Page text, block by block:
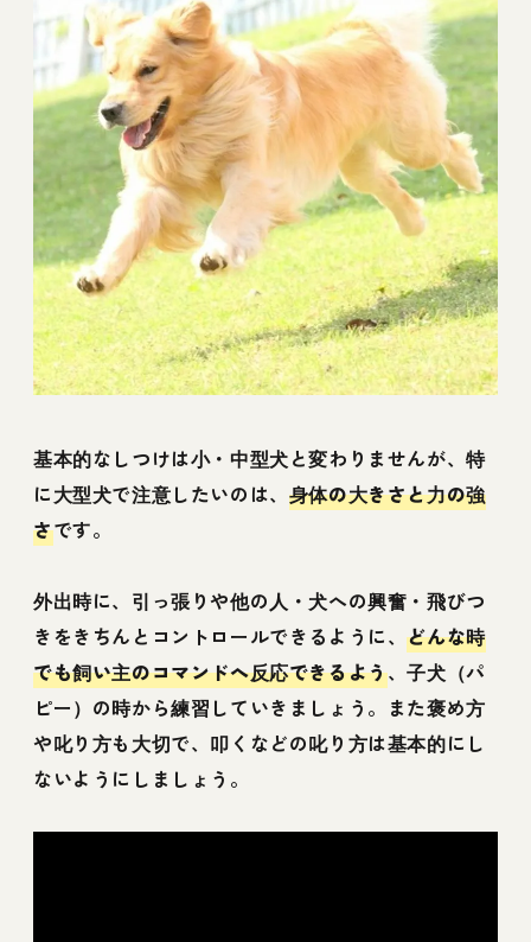
基本的なしつけは小・中型犬と変わりませんが、特
に大型犬で注意したいのは、 身体の大きさと力の強
さです。
外出時に、引っ張りや他の人・犬への興奮・飛びつ
きをきちんとコントロールできるように、どんな時
でも飼い主のコマンドへ反応できるよう、子犬（パ
ピー）の時から練習していきましょう。また褒め方
や叱り方も大切で、叩くなどの叱り方は基本的にし
ないようにしましょう。